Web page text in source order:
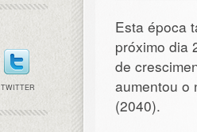
Esta época
próximo dia
de
aumentou o
(2040).
TWITTER